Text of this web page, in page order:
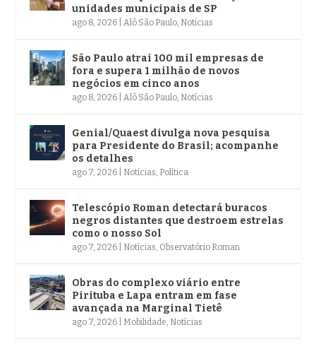
unidades municipais de SP
ago 8, 2026 |Alô São Paulo, Notícias
São Paulo atrai 100 mil empresas de
fora e supera 1 milhão de novos
negócios em cinco anos
ago 8, 2026 |Alô São Paulo, Notícias
Genial/Quaest divulga nova pesquisa
para Presidente do Brasil; acompanhe
os detalhes
ago 7, 2026 Notícias, Política
Telescópio Roman detectará buracos
negros distantes que destroem estrelas
como o nosso Sol
ago 7, 2026 Notícias, Observatório Roman
Obras do complexo viário entre
Pirituba e Lapa entram em fase
avançada na Marginal Tietê
ago 7, 2026 Mobilidade, Notícias